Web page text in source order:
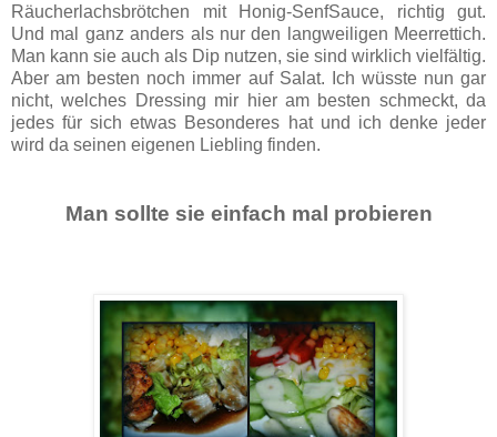
Räucherlachsbrötchen mit Honig-SenfSauce, richtig gut.
Und mal ganz anders als nur den langweiligen Meerrettich.
Man kann sie auch als Dip nutzen, sie sind wirklich vielfältig.
Aber am besten noch immer auf Salat.
Ich wüsste nun gar
nicht, welches Dressing mir hier am besten schmeckt, da
jedes für sich etwas Besonderes hat und ich denke jeder
wird da seinen eigenen Liebling finden.
Man sollte sie einfach mal probieren